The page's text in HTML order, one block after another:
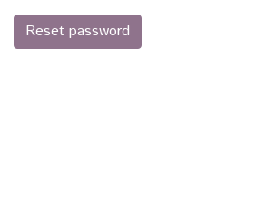
Reset password